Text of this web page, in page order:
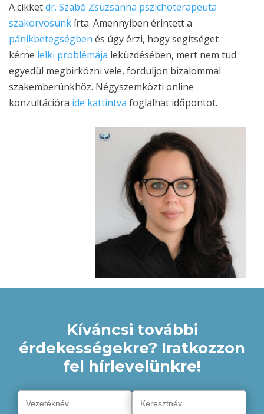
A cikketdr. Szabó Zsuzsanna pszichoterapeuta
szakorvosunk írta. Amennyiben érintett a
pánikbetegségben és úgy érzi, hogy segítséget
kérne lelki problémája leküzdésében, mert nem tud
egyedül megbirkózni vele, forduljon bizalommal
szakemberünkhöz. Négyszemközti online
konzultációra ide kattintva foglalhat időpontot.
Kíváncsi további
érdekességekre? Iratkozzon
fel hírlevelünkre!